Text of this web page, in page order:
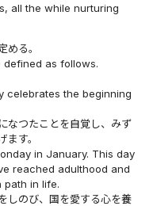
all the while nurturing
める。
defined as follows.
celebrates the beginning
つたことを自覚し、みず
す。
in January. This day
reached adulthood and
path in life.
のび、国を愛する心を養